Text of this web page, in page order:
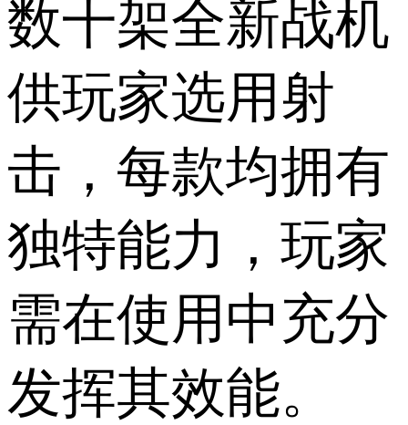
数十架全新战机
供玩家选用射
击，每款均拥有
独特能力，玩家
需在使用中充分
发挥其效能。